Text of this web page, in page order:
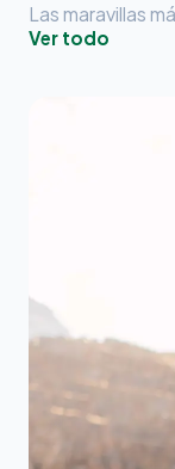
Las maravillas
Ver todo